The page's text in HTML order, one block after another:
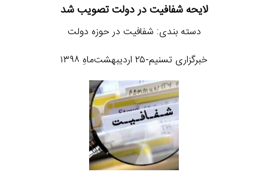
لایحه شفافیت در دولت تصویب شد
دسته بندی: شفافیت در حوزه دولت
خبرگزاری تسنیم-۲۵ اردیبهشت‌ماهِ ۱۳۹۸